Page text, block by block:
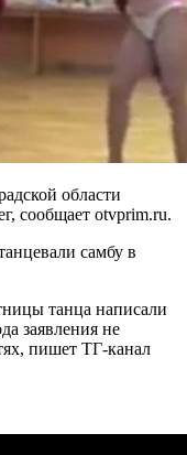
области
сообщает otvprim.ru.
самбу в
танца написали
заявления не
пишет ТГ-канал